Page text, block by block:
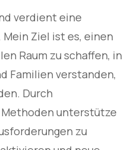
verdient eine
Ziel ist es, einen
Raum zu schaffen, in
Familien verstanden,
Durch
unterstütze
zu